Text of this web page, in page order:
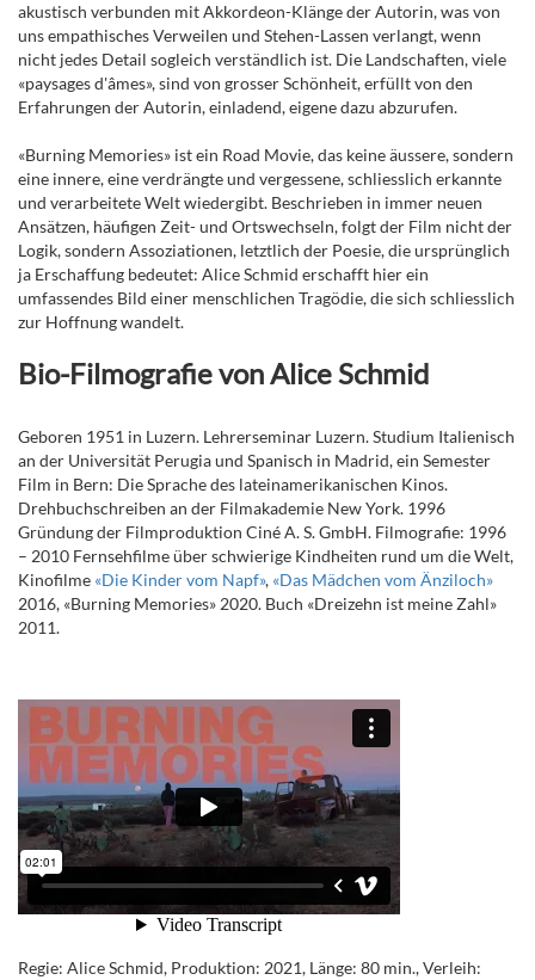
akustisch verbunden mit Akkordeon-Klänge der Autorin, was von
uns empathisches Verweilen und Stehen-Lassen verlangt, wenn
nicht jedes Detail sogleich verständlich ist. Die Landschaften, viele
«paysages d'âmes», sind von grosser Schönheit, erfüllt von den
Erfahrungen der Autorin, einladend, eigene dazu abzurufen.
«Burning Memories» ist ein Road Movie, das keine äussere, sondern
eine innere, eine verdrängte und vergessene, schliesslich erkannte
und verarbeitete Welt wiedergibt. Beschrieben in immer neuen
Ansätzen, häufigen Zeit- und Ortswechseln, folgt der Film nicht der
Logik, sondern Assoziationen, letztlich der Poesie, die ursprünglich
ja Erschaffung bedeutet: Alice Schmid erschafft hier ein
umfassendes Bild einer menschlichen Tragödie, die sich schliesslich
zur Hoffnung wandelt.
Bio-Filmografie von Alice Schmid
Geboren 1951 in Luzern. Lehrerseminar Luzern. Studium Italienisch
an der Universität Perugia und Spanisch in Madrid, ein Semester
Film in Bern: Die Sprache des lateinamerikanischen Kinos.
Drehbuchschreiben an der Filmakademie New York. 1996
Gründung der Filmproduktion Ciné A. S. GmbH. Filmografie: 1996
– 2010 Fernsehfilme über schwierige Kindheiten rund um die Welt,
Kinofilme «Die Kinder vom Napf», «Das Mädchen vom Änziloch»
2016, «Burning Memories» 2020. Buch «Dreizehn ist meine Zahl»
2011.
Regie: Alice Schmid, Produktion: 2021, Länge: 80 min., Verleih: